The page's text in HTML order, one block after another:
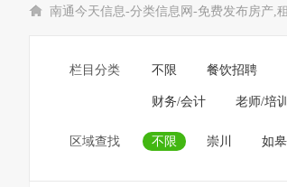
南通今天信息-分类信息网-免费发布房产,
栏目分类 不限 餐饮招聘
财务/会计 老师/培
区域查找 不限 崇川 如皋